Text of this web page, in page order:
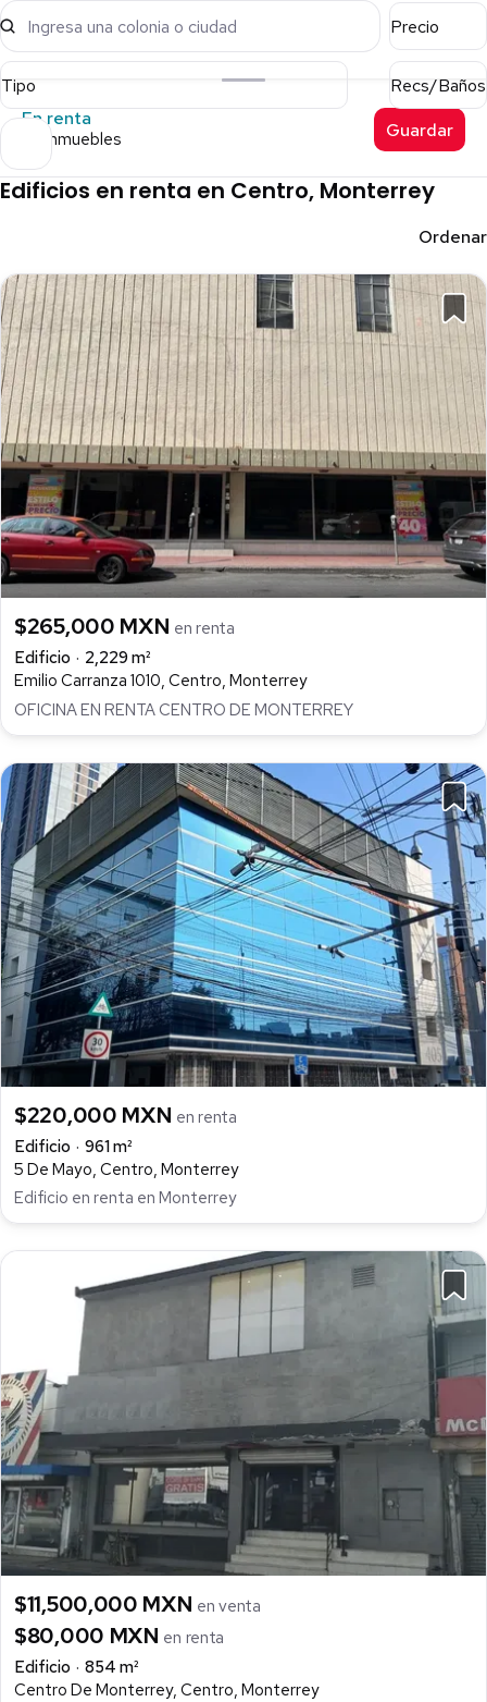
Ingresa una colonia o ciudad Precio
Tipo
Recs/Baños
En renta
24 inmuebles Guardar
Edificios en renta en Centro, Monterrey
Ordenar
$265,000 MXN en renta
Edificio
2,229 m²
Emilio Carranza 1010, Centro, Monterrey
OFICINA EN RENTA CENTRO DE MONTERREY
$220,000 MXN en renta
Edificio
961 m²
5 De Mayo, Centro, Monterrey
Edificio en renta en Monterrey
$11,500,000 MXN en venta
$80,000 MXN en renta
Edificio
854 m²
Centro De Monterrey, Centro, Monterrey